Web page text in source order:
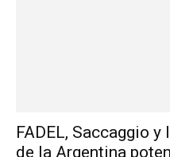
FADEL, Saccaggio
de la Argentina